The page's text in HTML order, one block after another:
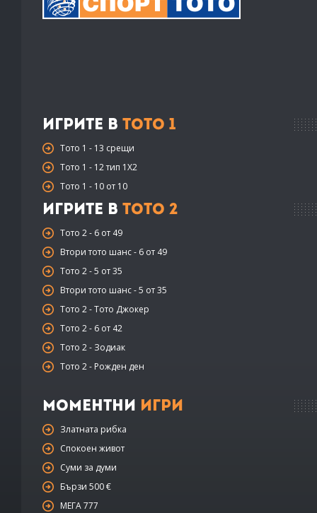
Игрите в Тото 1
Тото 1 - 13 срещи
Тото 1 - 12 тип 1X2
Тото 1 - 10 от 10
Игрите в Тото 2
Тото 2 - 6 от 49
Втори тото шанс - 6 от 49
Тото 2 - 5 от 35
Втори тото шанс - 5 от 35
Тото 2 - Тото Джокер
Тото 2 - 6 от 42
Тото 2 - Зодиак
Тото 2 - Рожден ден
Моментни Игри
Златната рибка
Спокоен живот
Суми за думи
Бързи 500 €
МЕГА 777